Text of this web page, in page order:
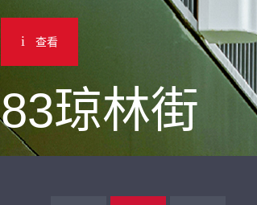
查看
83琼林街